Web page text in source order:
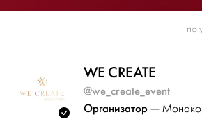
WE CREATE
@we_create_event
Организатор — Монако